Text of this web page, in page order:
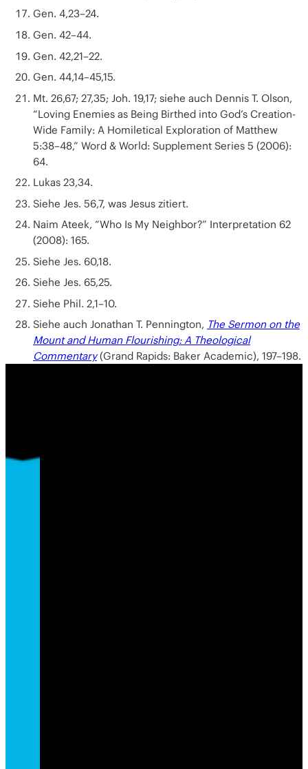
Gen. 4,23–24.
Gen. 42–44.
Gen. 42,21–22.
Gen. 44,14–45,15.
Mt. 26,67; 27,35; Joh. 19,17; siehe auch Dennis T. Olson,
“Loving Enemies as Being Birthed into God’s Creation-
Wide Family: A Homiletical Exploration of Matthew
5:38–48,” Word & World: Supplement Series 5 (2006):
64.
Lukas 23,34.
Siehe Jes. 56,7, was Jesus zitiert.
Naim Ateek, “Who Is My Neighbor?” Interpretation 62
(2008): 165.
Siehe Jes. 60,18.
Siehe Jes. 65,25.
Siehe Phil. 2,1–10.
Siehe auch Jonathan T. Pennington, The Sermon on the
Mount and Human Flourishing: A Theological
Commentary(Grand Rapids: Baker Academic), 197–198.